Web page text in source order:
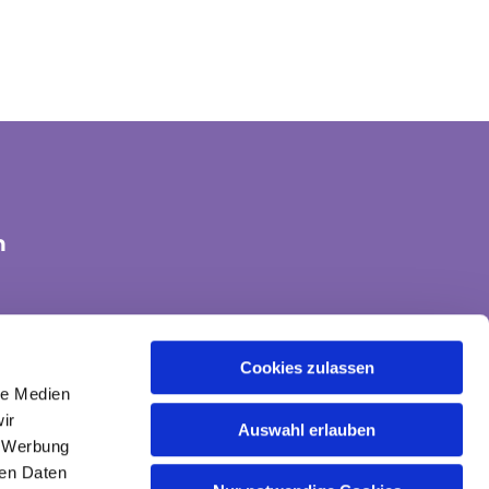
Medien
Daten
Cookies zulassen
Auswahl erlauben